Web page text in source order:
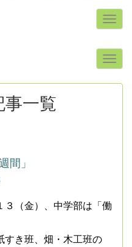
一覧
間」
（金）、中学部は「働
き班、畑・木工班の